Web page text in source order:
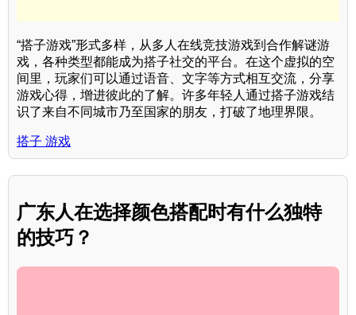
“搭子游戏”形式多样，从多人在线竞技游戏到合作解谜游
戏，各种类型都能成为搭子社交的平台。在这个虚拟的空
间里，玩家们可以通过语音、文字等方式相互交流，分享
游戏心得，增进彼此的了解。许多年轻人通过搭子游戏结
识了来自不同城市乃至国家的朋友，打破了地理界限。
搭子 游戏
广东人在选择颜色搭配时有什么独特
的技巧？